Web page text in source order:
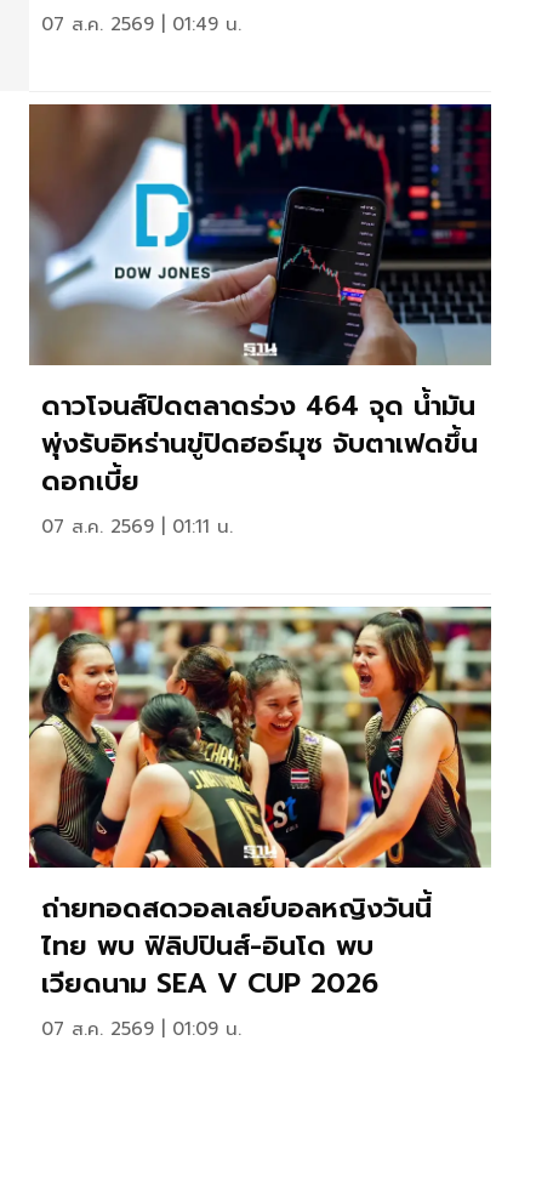
07 ส.ค. 2569 | 01:49 น.
ดาวโจนส์ปิดตลาดร่วง 464 จุด น้ำมัน
พุ่งรับอิหร่านขู่ปิดฮอร์มุซ จับตาเฟดขึ้น
ดอกเบี้ย
07 ส.ค. 2569 | 01:11 น.
ถ่ายทอดสดวอลเลย์บอลหญิงวันนี้
ไทย พบ ฟิลิปปินส์-อินโด พบ
เวียดนาม SEA V CUP 2026
07 ส.ค. 2569 | 01:09 น.